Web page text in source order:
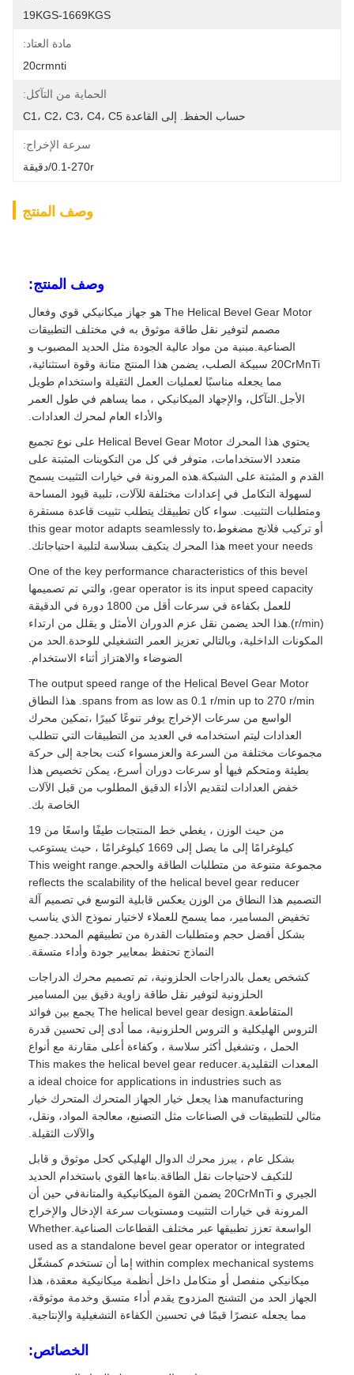
19KGS-1669KGS
مادة العتاد:
20crmnti
الحماية من التآكل:
حساب الحفظ. إلى القاعدة C1، C2، C3، C4، C5
سرعة الإخراج:
0.1-270r/دقيقة
وصف المنتج
وصف المنتج:
The Helical Bevel Gear Motor هو جهاز ميكانيكي قوي وفعال
مصمم لتوفير نقل طاقة موثوق به في مختلف التطبيقات
الصناعية.مبنية من مواد عالية الجودة مثل الحديد المصبوب و
20CrMnTi سبيكة الصلب، يضمن هذا المنتج متانة وقوة استثنائية،
مما يجعله مناسبًا لعمليات العمل الثقيلة واستخدام طويل
الأجل.التآكل، والإجهاد الميكانيكي ، مما يساهم في طول العمر
والأداء العام لمحرك العدادات.
يحتوي هذا المحرك Helical Bevel Gear Motor على نوع تجميع
متعدد الاستخدامات، متوفر في كل من التكوينات المثبتة على
القدم و المثبتة على الشبكة.هذه المرونة في خيارات التثبيت يسمح
لسهولة التكامل في إعدادات مختلفة للآلات، تلبية قيود المساحة
ومتطلبات التثبيت. سواء كان تطبيقك يتطلب تثبيت قاعدة مستقرة
أو تركيب فلانج مضغوط،this gear motor adapts seamlessly to
meet your needs هذا المحرك يتكيف بسلاسة لتلبية احتياجاتك.
One of the key performance characteristics of this bevel
gear operator is its input speed capacity، والتي تم تصميمها
للعمل بكفاءة في سرعات أقل من 1800 دورة في الدقيقة
(r/min).هذا الحد يضمن نقل عزم الدوران الأمثل و يقلل من ارتداء
المكونات الداخلية، وبالتالي تعزيز العمر التشغيلي للوحدة.الحد من
الضوضاء والاهتزاز أثناء الاستخدام.
The output speed range of the Helical Bevel Gear Motor
spans from as low as 0.1 r/min up to 270 r/min. هذا النطاق
الواسع من سرعات الإخراج يوفر تنوعًا كبيرًا ،تمكين محرك
العدادات ليتم استخدامه في العديد من التطبيقات التي تتطلب
مجموعات مختلفة من السرعة والعزمسواء كنت بحاجة إلى حركة
بطيئة ومتحكم فيها أو سرعات دوران أسرع، يمكن تخصيص هذا
خفض العدادات لتقديم الأداء الدقيق المطلوب من قبل الآلات
الخاصة بك.
من حيث الوزن ، يغطي خط المنتجات طيفًا واسعًا من 19
كيلوغرامًا إلى ما يصل إلى 1669 كيلوغرامًا ، حيث يستوعب
مجموعة متنوعة من متطلبات الطاقة والحجم.This weight range
reflects the scalability of the helical bevel gear reducer
التصميم هذا النطاق من الوزن يعكس قابلية التوسع في تصميم آلة
تخفيض المسامير، مما يسمح للعملاء لاختيار نموذج الذي يناسب
بشكل أفضل حجم ومتطلبات القدرة من تطبيقهم المحدد.جميع
النماذج تحتفظ بمعايير جودة وأداء متسقة.
كشخص يعمل بالدراجات الحلزونية، تم تصميم محرك الدراجات
الحلزونية لتوفير نقل طاقة زاوية دقيق بين المسامير
المتقاطعة.The helical bevel gear design يجمع بين فوائد
التروس الهليكلية و التروس الحلزونية، مما أدى إلى تحسين قدرة
الحمل ، وتشغيل أكثر سلاسة ، وكفاءة أعلى مقارنة مع أنواع
المعدات التقليدية.This makes the helical bevel gear reducer
a ideal choice for applications in industries such as
manufacturing هذا يجعل خيار الجهاز المتحرك المتحرك خيار
مثالي للتطبيقات في الصناعات مثل التصنيع، معالجة المواد، ونقل،
والآلات الثقيلة.
بشكل عام ، يبرز محرك الدوال الهليكي كحل موثوق و قابل
للتكيف لاحتياجات نقل الطاقة.بناءها القوي باستخدام الحديد
الجيري و 20CrMnTi يضمن القوة الميكانيكية والمتانةفي حين أن
المرونة في خيارات التثبيت ومستويات سرعة الإدخال والإخراج
الواسعة تعزز تطبيقها عبر مختلف القطاعات الصناعية.Whether
used as a standalone bevel gear operator or integrated
within complex mechanical systems إما أن تستخدم كمشغّل
ميكانيكي منفصل أو متكامل داخل أنظمة ميكانيكية معقدة، هذا
الجهاز الحد من التشنج المزدوج يقدم أداء متسق وخدمة موثوقة،
مما يجعله عنصرًا قيمًا في تحسين الكفاءة التشغيلية والإنتاجية.
الخصائص: